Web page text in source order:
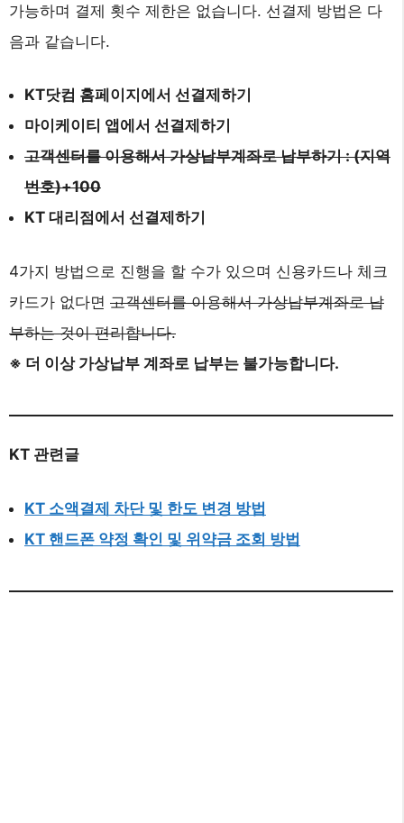
가능하며 결제 횟수 제한은 없습니다. 선결제 방법은 다
음과 같습니다.
KT닷컴 홈페이지에서 선결제하기
마이케이티 앱에서 선결제하기
고객센터를 이용해서 가상납부계좌로 납부하기 : (지역
번호)+100
KT 대리점에서 선결제하기
4가지 방법으로 진행을 할 수가 있으며 신용카드나 체크
카드가 없다면 고객센터를 이용해서 가상납부계좌로 납
부하는 것이 편리합니다.
※ 더 이상 가상납부 계좌로 납부는 불가능합니다.
KT 관련글
KT 소액결제 차단 및 한도 변경 방법
KT 핸드폰 약정 확인 및 위약금 조회 방법